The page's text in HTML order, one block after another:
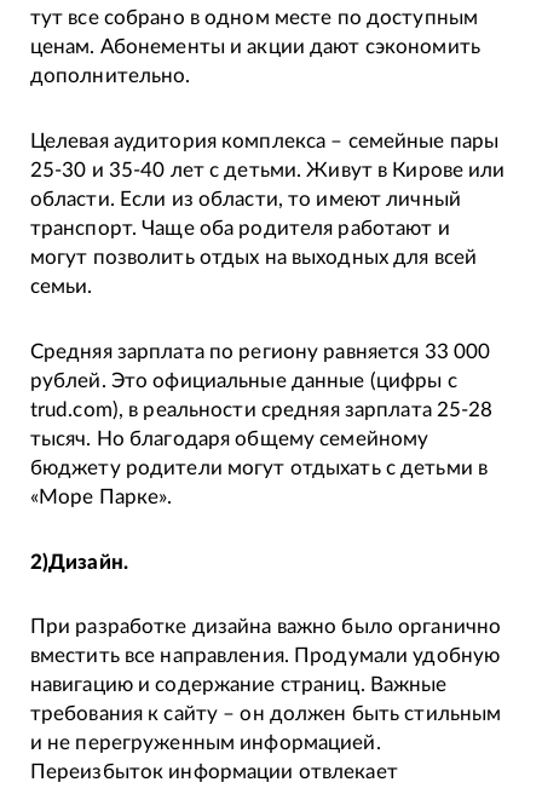
тут все собрано в одном месте по доступным
ценам. Абонементы и акции дают сэкономить
дополнительно.
Целевая аудитория комплекса – семейные пары
25-30 и 35-40 лет с детьми. Живут в Кирове или
области. Если из области, то имеют личный
транспорт. Чаще оба родителя работают и
могут позволить отдых на выходных для всей
семьи.
Средняя зарплата по региону равняется 33 000
рублей. Это официальные данные (цифры с
trud.com), в реальности средняя зарплата 25-28
тысяч. Но благодаря общему семейному
бюджету родители могут отдыхать с детьми в
«Море Парке».
2)Дизайн.
При разработке дизайна важно было органично
вместить все направления. Продумали удобную
навигацию и содержание страниц. Важные
требования к сайту – он должен быть стильным
и не перегруженным информацией.
Переизбыток информации отвлекает